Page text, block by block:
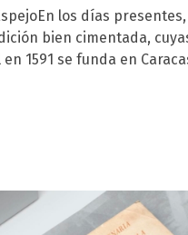
los días
bien cimentada,
1591 se funda en